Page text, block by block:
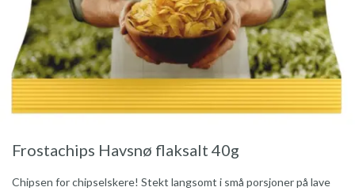
Frostachips Havsnø flaksalt 40g
Chipsen for chipselskere! Stekt langsomt i små porsjoner på lave